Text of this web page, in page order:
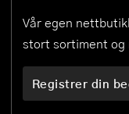
Vår egen
stort sortiment og
Registrer din